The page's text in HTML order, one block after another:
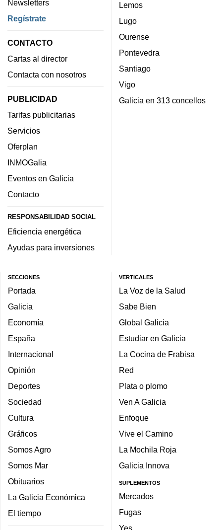
Newsletters
Regístrate
CONTACTO
Cartas al director
Contacta con nosotros
PUBLICIDAD
Tarifas publicitarias
Servicios
Oferplan
INMOGalia
Eventos en Galicia
Contacto
RESPONSABILIDAD SOCIAL
Eficiencia energética
Ayudas para inversiones
Lemos
Lugo
Ourense
Pontevedra
Santiago
Vigo
Galicia en 313 concellos
SECCIONES
Portada
Galicia
Economía
España
Internacional
Opinión
Deportes
Sociedad
Cultura
Gráficos
Somos Agro
Somos Mar
Obituarios
La Galicia Económica
El tiempo
VERTICALES
La Voz de la Salud
Sabe Bien
Global Galicia
Estudiar en Galicia
La Cocina de Frabisa
Red
Plata o plomo
Ven A Galicia
Enfoque
Vive el Camino
La Mochila Roja
Galicia Innova
SUPLEMENTOS
Mercados
Fugas
Yes